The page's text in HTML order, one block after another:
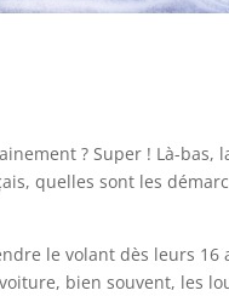
? Super ! Là-bas,
quelles sont les
le volant dès leurs 16
bien souvent, les